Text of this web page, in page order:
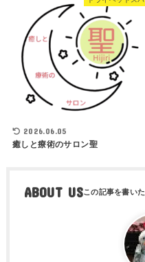
2026.06.05
癒しと療術のサロン聖
ABOUT US